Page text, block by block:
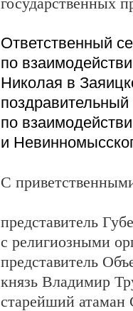
Ответственный
по
Николая в
по
и
С
представитель
с религиозными
представитель
князь Владимир
старейший атаман